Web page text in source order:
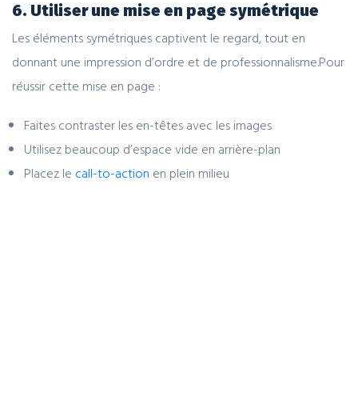
6. Utiliser une mise en page symétrique
Les éléments symétriques captivent le regard, tout en
donnant une impression d’ordre et de professionnalisme.Pour
réussir cette mise en page :
Faites contraster les en-têtes avec les images
Utilisez beaucoup d’espace vide en arrière-plan
Placez le call-to-action en plein milieu